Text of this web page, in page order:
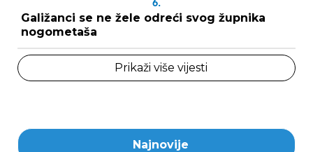
6.
Galižanci se ne žele odreći svog župnika
nogometaša
Prikaži više vijesti
Najnovije